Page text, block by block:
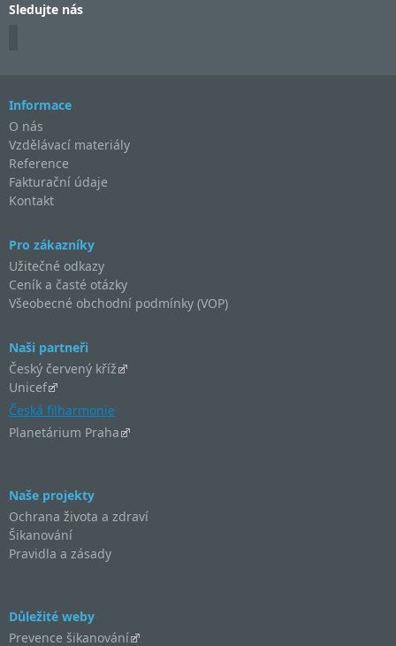
Sledujte nás
Informace
O nás
Vzdělávací materiály
Reference
Fakturační údaje
Kontakt
Pro zákazníky
Užitečné odkazy
Ceník a časté otázky
Všeobecné obchodní podmínky (VOP)
Naši partneři
Český červený kříž
Unicef
Česká filharmonie
Planetárium Praha
Naše projekty
Ochrana života a zdraví
Šikanování
Pravidla a zásady
Důležité weby
Prevence šikanování